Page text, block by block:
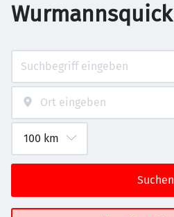
Wurmannsquick
Suchen